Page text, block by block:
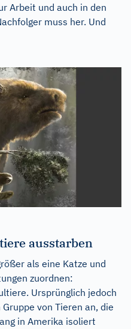
Arbeit und auch in den
muss her. Und
ausstarben
als eine Katze und
zuordnen:
Ursprünglich jedoch
von Tieren an, die
in Amerika isoliert